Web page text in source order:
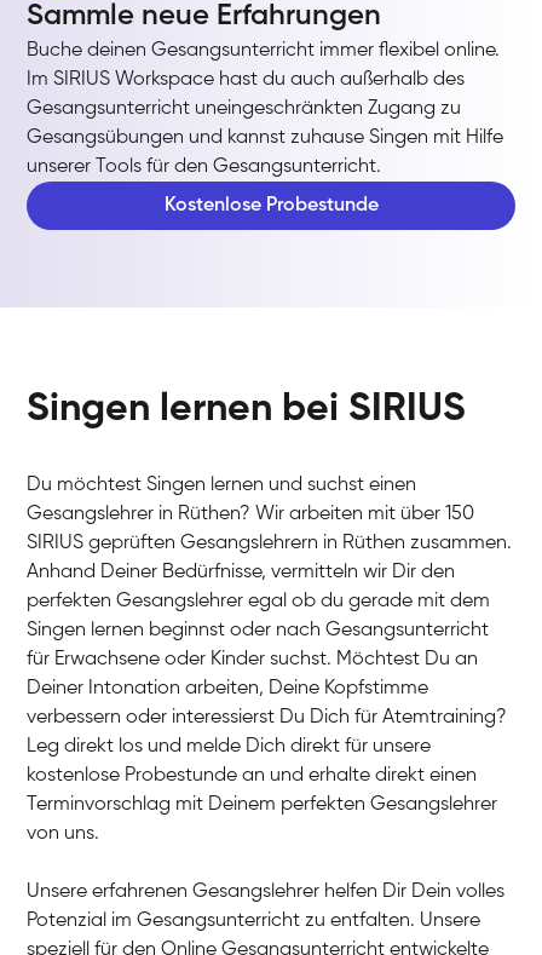
Sammle neue Erfahrungen
Buche deinen Gesangsunterricht immer flexibel online.
Im SIRIUS Workspace hast du auch außerhalb des
Gesangsunterricht uneingeschränkten Zugang zu
Gesangsübungen und kannst zuhause Singen mit Hilfe
unserer Tools für den Gesangsunterricht.
Kostenlose Probestunde
Singen lernen bei SIRIUS
Du möchtest Singen lernen und suchst einen
Gesangslehrer in Rüthen? Wir arbeiten mit über 150
SIRIUS geprüften Gesangslehrern in Rüthen zusammen.
Anhand Deiner Bedürfnisse, vermitteln wir Dir den
perfekten Gesangslehrer egal ob du gerade mit dem
Singen lernen beginnst oder nach Gesangsunterricht
für Erwachsene oder Kinder suchst. Möchtest Du an
Deiner Intonation arbeiten, Deine Kopfstimme
verbessern oder interessierst Du Dich für Atemtraining?
Leg direkt los und melde Dich direkt für unsere
kostenlose Probestunde an und erhalte direkt einen
Terminvorschlag mit Deinem perfekten Gesangslehrer
von uns.
Unsere erfahrenen Gesangslehrer helfen Dir Dein volles
Potenzial im Gesangsunterricht zu entfalten. Unsere
speziell für den Online Gesangsunterricht entwickelte